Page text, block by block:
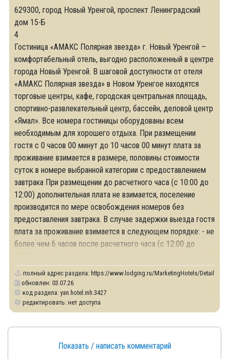
629300, город Новый Уренгой, проспект Ленинградский
дом 15-Б
4
Гостиница «АМАКС Полярная звезда» г. Новый Уренгой –
комфортабельный отель, выгодно расположенный в центре
города Новый Уренгой. В шаговой доступности от отеля
«АМАКС Полярная звезда» в Новом Уренгое находятся
торговые центры, кафе, городская центральная площадь,
спортивно-развлекательный центр, бассейн, деловой центр
«Ямал». Все номера гостиницы оборудованы всем
необходимым для хорошего отдыха. При размещении
гостя с 0 часов 00 минут до 10 часов 00 минут плата за
проживание взимается в размере, половины стоимости
суток в номере выбранной категории с предоставлением
завтрака При размещении до расчетного часа (с 10:00 до
12:00) дополнительная плата не взимается, поселение
производится по мере освобождения номеров без
предоставления завтрака. В случае задержки выезда гостя
плата за проживание взимается в следующем порядке: - не
более чем 6 часов после расчетного часа (с 12:00 до
полный адрес раздела: https://www.lodging.ru/MarketingHotels/Details/
обновлен: 03.07.26
код раздела: yan.hotel.mh.3427
редактировать: нет доступа
Показать / написать комментарий